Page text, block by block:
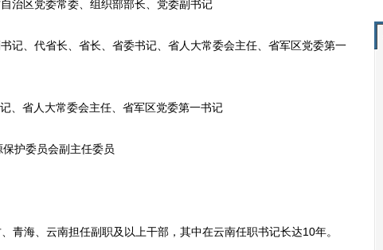
区党委常委、组织部部长、党委副书记
、代省长、省长、省委书记、省人大常委会主任、省军区党委第一
省人大常委会主任、省军区党委第一书记
护委员会副主任委员
海、云南担任副职及以上干部，其中在云南任职书记长达10年。